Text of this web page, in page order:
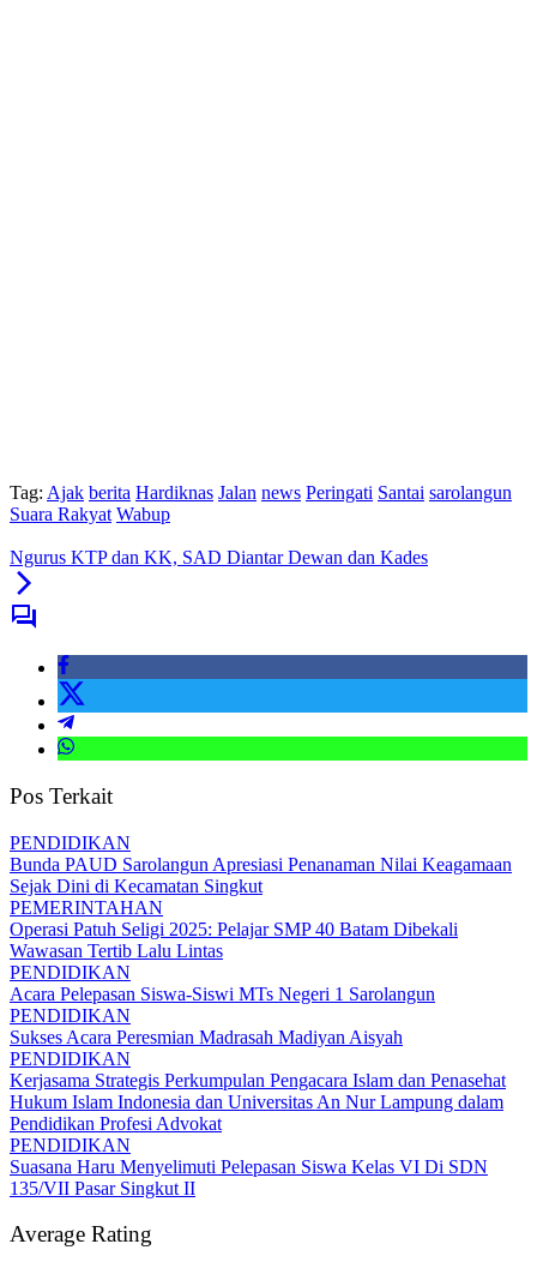
Tag: Ajak berita Hardiknas Jalan news Peringati Santai sarolangun
Suara Rakyat Wabup
Ngurus KTP dan KK, SAD Diantar Dewan dan Kades
Pos Terkait
PENDIDIKAN
Bunda PAUD Sarolangun Apresiasi Penanaman Nilai Keagamaan
Sejak Dini di Kecamatan Singkut
PEMERINTAHAN
Operasi Patuh Seligi 2025: Pelajar SMP 40 Batam Dibekali
Wawasan Tertib Lalu Lintas
PENDIDIKAN
Acara Pelepasan Siswa-Siswi MTs Negeri 1 Sarolangun
PENDIDIKAN
Sukses Acara Peresmian Madrasah Madiyan Aisyah
PENDIDIKAN
Kerjasama Strategis Perkumpulan Pengacara Islam dan Penasehat
Hukum Islam Indonesia dan Universitas An Nur Lampung dalam
Pendidikan Profesi Advokat
PENDIDIKAN
Suasana Haru Menyelimuti Pelepasan Siswa Kelas VI Di SDN
135/VII Pasar Singkut II
Average Rating